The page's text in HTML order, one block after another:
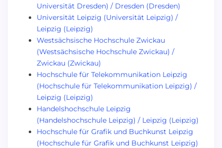
Universität Dresden) / Dresden (Dresden)
Universität Leipzig (Universität Leipzig) /
Leipzig (Leipzig)
Westsächsische Hochschule Zwickau
(Westsächsische Hochschule Zwickau) /
Zwickau (Zwickau)
Hochschule für Telekommunikation Leipzig
(Hochschule für Telekommunikation Leipzig) /
Leipzig (Leipzig)
Handelshochschule Leipzig
(Handelshochschule Leipzig) / Leipzig (Leipzig)
Hochschule für Grafik und Buchkunst Leipzig
(Hochschule für Grafik und Buchkunst Leipzig)